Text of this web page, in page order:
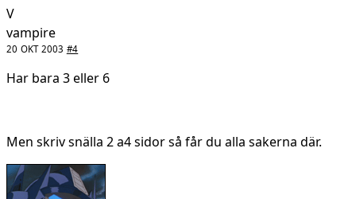
V
vampire
20 OKT 2003 #4
Har bara 3 eller 6
Men skriv snälla 2 a4 sidor så får du alla sakerna där.